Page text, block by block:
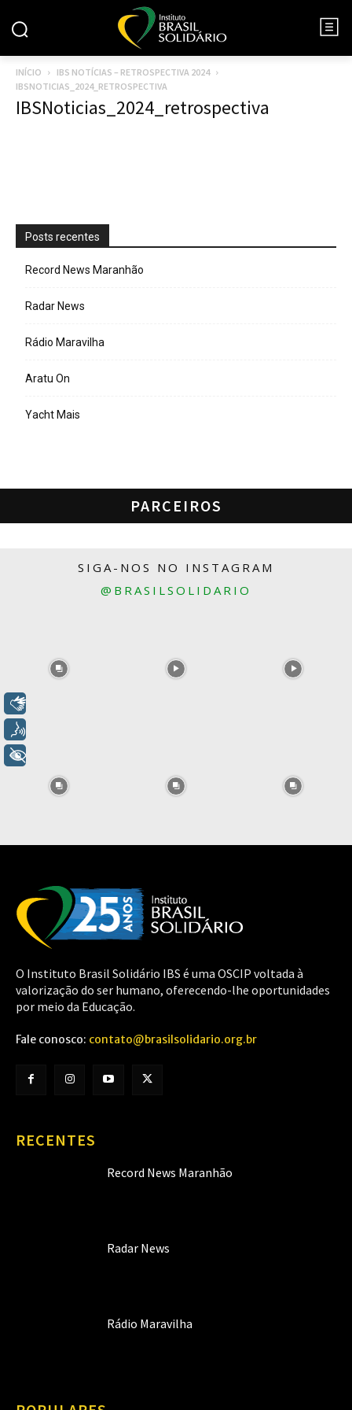
INÍCIO
IBS NOTÍCIAS – RETROSPECTIVA 2024
IBSNOTICIAS_2024_RETROSPECTIVA
IBSNoticias_2024_retrospectiva
Posts recentes
Record News Maranhão
Radar News
Rádio Maravilha
Aratu On
Yacht Mais
PARCEIROS
SIGA-NOS NO INSTAGRAM
@BRASILSOLIDARIO
O Instituto Brasil Solidário IBS é uma OSCIP voltada à
valorização do ser humano, oferecendo-lhe oportunidades
por meio da Educação.
Fale conosco: contato@brasilsolidario.org.br
RECENTES
Record News Maranhão
Radar News
Rádio Maravilha